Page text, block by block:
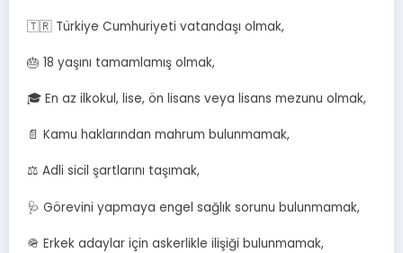
🇹🇷 Türkiye Cumhuriyeti vatandaşı olmak,
🎂 18 yaşını tamamlamış olmak,
🎓 En az ilkokul, lise, ön lisans veya lisans mezunu olmak,
📄 Kamu haklarından mahrum bulunmamak,
⚖️ Adli sicil şartlarını taşımak,
🩺 Görevini yapmaya engel sağlık sorunu bulunmamak,
🪖 Erkek adaylar için askerlikle ilişiği bulunmamak,